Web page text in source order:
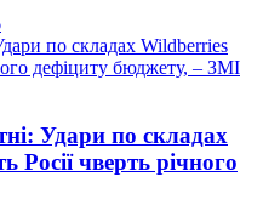
Удари по складах
чверть річного